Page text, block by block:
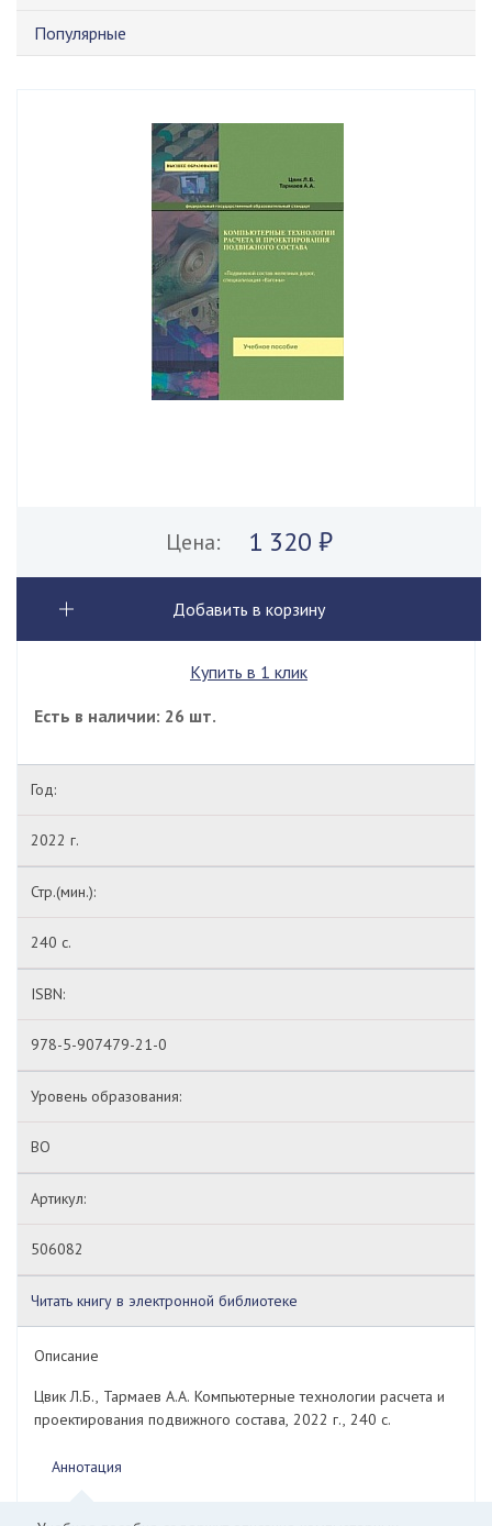
Популярные
Цена: 1 320 ₽
Добавить в корзину
Купить в 1 клик
Есть в наличии: 26 шт.
Год:
2022 г.
Стр.(мин.):
240 с.
ISBN:
978-5-907479-21-0
Уровень образования:
ВО
Артикул:
506082
Читать книгу в электронной библиотеке
Описание
Цвик Л.Б., Тармаев А.А. Компьютерные технологии расчета и
проектирования подвижного состава, 2022 г., 240 с.
Аннотация